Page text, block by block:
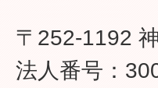
〒252-1192
法人番号：